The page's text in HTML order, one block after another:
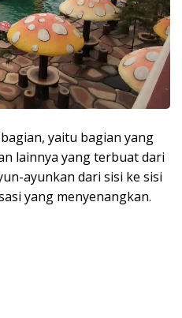
yaitu bagian yang
lainnya yang terbuat dari
ayunkan dari sisi ke sisi
yang menyenangkan.